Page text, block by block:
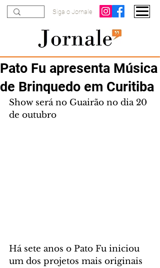
Siga o Jornale
Pato Fu apresenta Música
de Brinquedo em Curitiba
Show será no Guairão no dia 20
de outubro
Há sete anos o Pato Fu iniciou
um dos projetos mais originais